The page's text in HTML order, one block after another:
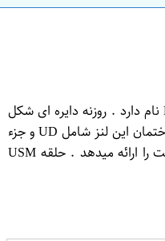
شرکت کانن با توجه به درخواست های کاربران لنز ، لنز دیگری با طراحی زیبا و دیافراگم گسترده برای انتخاب دوربینهای دیجیتال حرفه ای به بازار عرضه کرده است که EF-S 17-55 نام دارد . روزنه دایره ای شکل
بزرگ یک عمق کمی از زمینه را در بر میگیرد به طوری که در زمینه نویز ایجاد کرده و بیشتر بر روی شئ عمل فوکوس ر انجام می دهد به طوری که عکسی شفاف ایجاد میشود . ساختمان این لنز شامل UD و جزء
منحنی دار میباشد که در کیفیت عکس بسیار موثر است. کارایی لرزشگیر تصویر در این لنز به گونه ای است که از لرزش دست حلوگیری کرده و عکسی شفاف ، روشن و با کیفیت را ارائه میدهد . حلقه USM